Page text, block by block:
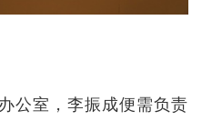
公室，李振成便需负责